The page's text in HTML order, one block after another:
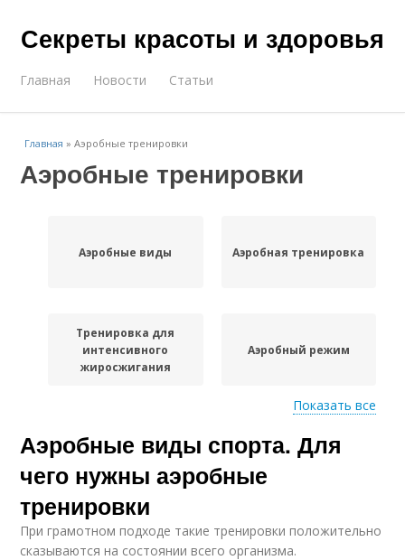
Секреты красоты и здоровья
Главная Новости Статьи
Главная »Аэробные тренировки
Аэробные тренировки
Аэробные виды Аэробная тренировка
Тренировка для
интенсивного
жиросжигания
Аэробный режим
Тренировки для
развития
Аэробное
энергообеспечение
Аэробная нагрузка Аэробные упражнения
Показать все
Аэробные виды спорта. Для
чего нужны аэробные
тренировки
При грамотном подходе такие тренировки положительно
сказываются на состоянии всего организма.